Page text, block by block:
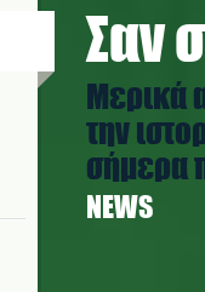
Σαν
Μερικά
την
σήμερα
NEWS